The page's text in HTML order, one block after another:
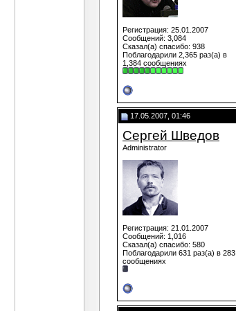
Регистрация: 25.01.2007
Сообщений: 3,084
Сказал(а) спасибо: 938
Поблагодарили 2,365 раз(а) в
1,384 сообщениях
17.05.2007, 01:46
Сергей Шведов
Administrator
Регистрация: 21.01.2007
Сообщений: 1,016
Сказал(а) спасибо: 580
Поблагодарили 631 раз(а) в 283
сообщениях